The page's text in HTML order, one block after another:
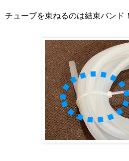
チューブを束ねるのは結束バンド！